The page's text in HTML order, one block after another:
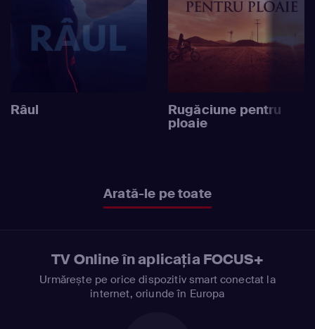
Râul Rugăciune pentru
ploaie
Arată-le pe toate
TV Online în aplicația FOCUS+
Urmărește pe orice dispozitiv smart conectat la
internet, oriunde în Europa